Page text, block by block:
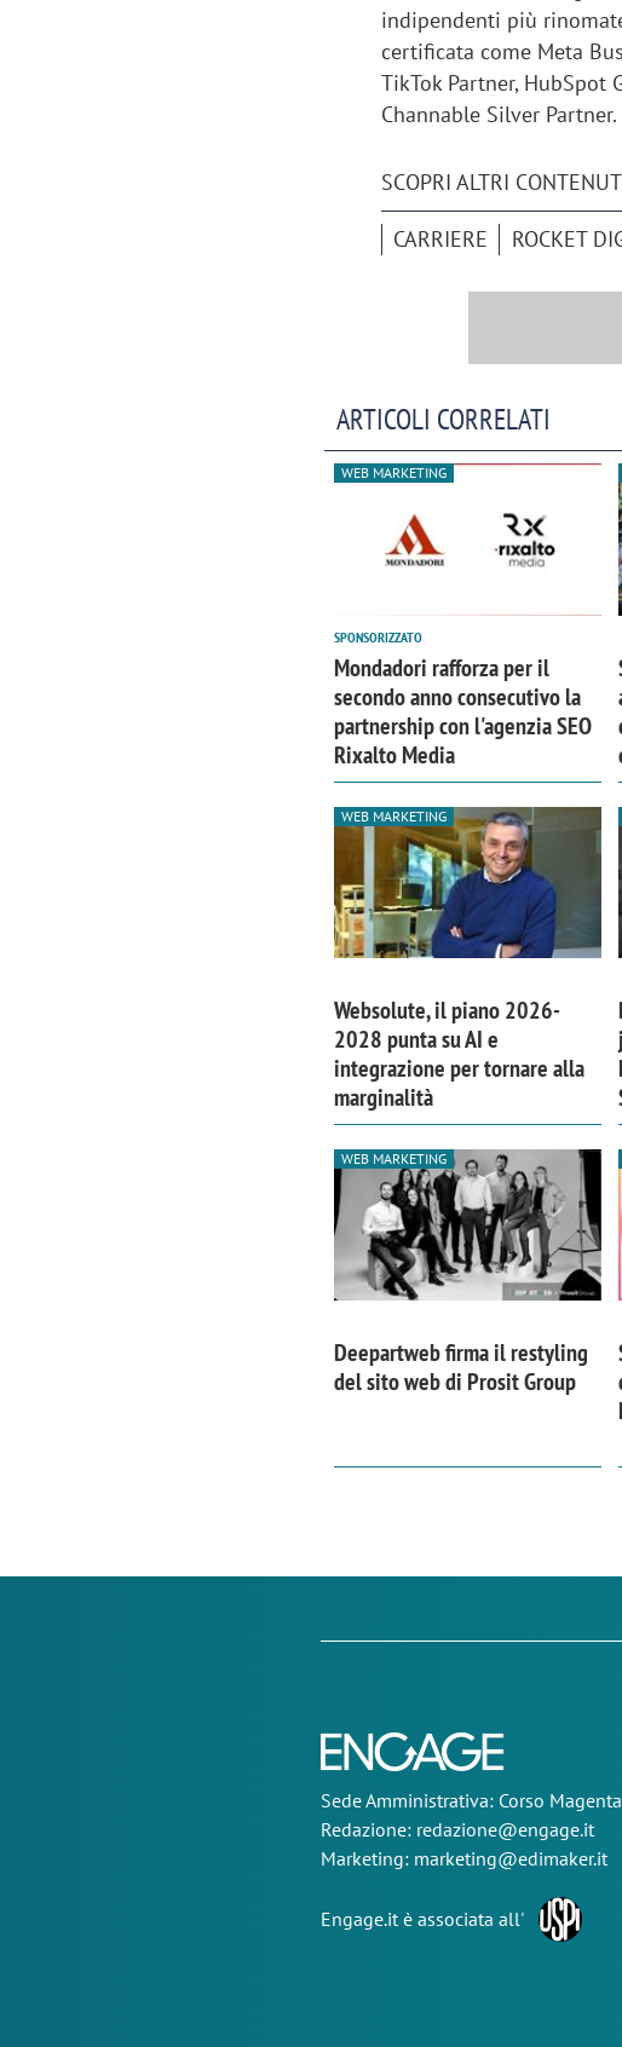
indipendenti più
certificata come Meta
TikTok Partner, HubSpot
Channable Silver Partner.
SCOPRI ALTRI
CARRIERE ROCKET
ARTICOLI CORRELATI
WEB MARKETING
SPONSORIZZATO
Mondadori rafforza per il
secondo anno consecutivo la
partnership con l'agenzia SEO
Rixalto Media
WEB MARKETING
Websolute, il piano 2026-
2028 punta su AI e
integrazione per tornare alla
marginalità
WEB MARKETING
Deepartweb firma il restyling
del sito web di Prosit Group
comunicazione crea un brand food:
«Marketing e prodotto devono
Emanuele Viora di
«La creatività
amplificare il
SedeAmministrativa: Corso
Redazione: redazione@engage.it
Marketing: marketing@edimaker.it
Engage.it è associata all'